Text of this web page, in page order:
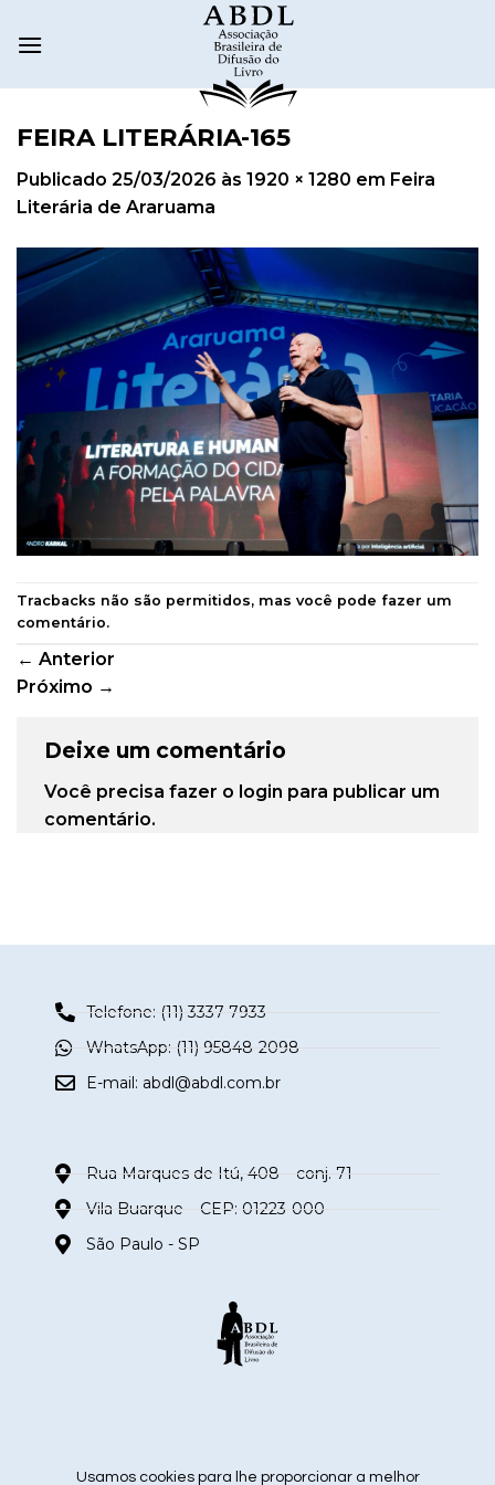
FEIRA LITERÁRIA-165
Publicado 25/03/2026 às 1920 × 1280 em Feira
Literária de Araruama
Tracbacks não são permitidos, mas você pode fazer um
comentário.
← Anterior
Próximo →
Deixe um comentário
Você precisa fazer o login para publicar um
comentário.
Telefone: (11) 3337-7933
WhatsApp: (11) 95848-2098
E-mail: abdl@abdl.com.br
Rua Marques de Itú, 408 – conj. 71
Vila Buarque – CEP: 01223-000
São Paulo - SP
siga nas redes sociais
Usamos cookies para lhe proporcionar a melhor